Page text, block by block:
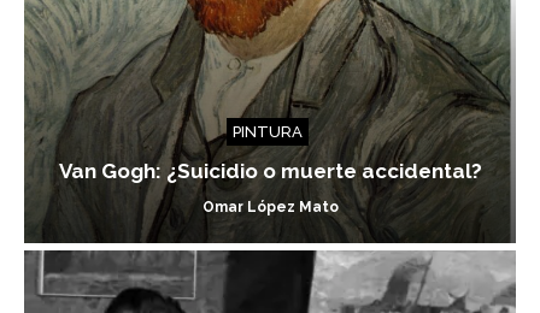
PINTURA
Van Gogh: ¿Suicidio o muerte accidental?
Omar López Mato